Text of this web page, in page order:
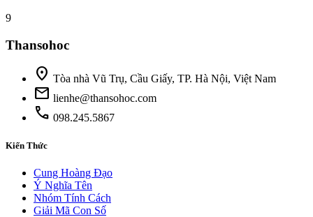
9
Thansohoc
location_on Tòa nhà Vũ Trụ, Cầu Giấy, TP. Hà Nội, Việt Nam
mail lienhe@thansohoc.com
phone 098.245.5867
Kiến Thức
Cung Hoàng Đạo
Ý Nghĩa Tên
Nhóm Tính Cách
Giải Mã Con Số